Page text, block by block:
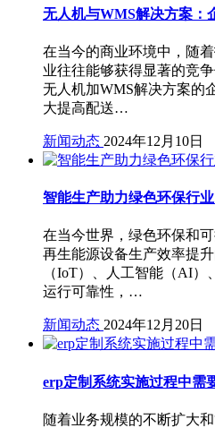
无人机与WMS解决方案：
在当今的商业环境中，随
业往往能够获得显著的竞
无人机加WMS解决方案的
大提高配送…
新闻动态 2024年12月10日
智能生产助力绿色环保行
在当今世界，绿色环保和
再生能源设备生产效率提
（IoT）、人工智能（AI
运行可靠性，…
新闻动态 2024年12月20日
erp定制系统实施过程中需
随着业务规模的不断扩大